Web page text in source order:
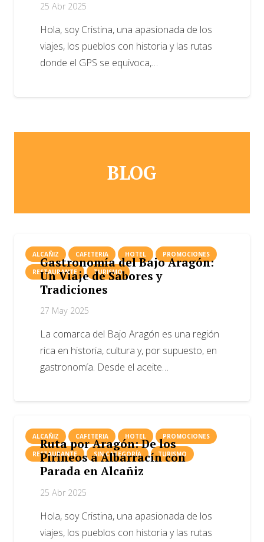
25 Abr 2025
Hola, soy Cristina, una apasionada de los
viajes, los pueblos con historia y las rutas
donde el GPS se equivoca,…
BLOG
ALCAÑIZ CAFETERIA HOTEL PROMOCIONES
RESTAURANTE TURISMO
Gastronomía del Bajo Aragón:
Un Viaje de Sabores y
Tradiciones
27 May 2025
La comarca del Bajo Aragón es una región
rica en historia, cultura y, por supuesto, en
gastronomía. Desde el aceite…
ALCAÑIZ CAFETERIA HOTEL PROMOCIONES
RESTAURANTE SIN CATEGORÍA TURISMO
Ruta por Aragón: De los
Pirineos a Albarracín con
Parada en Alcañiz
25 Abr 2025
Hola, soy Cristina, una apasionada de los
viajes, los pueblos con historia y las rutas